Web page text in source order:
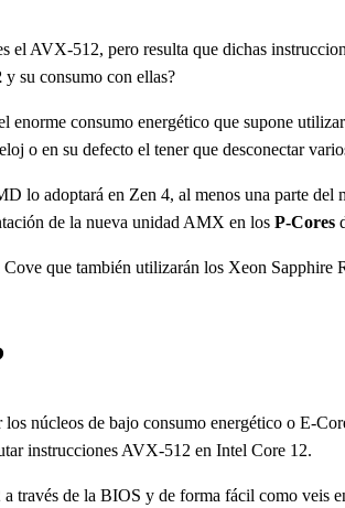
el AVX-512, pero resulta que dichas
y su consumo con ellas?
enorme consumo energético que supone
o en su defecto el tener que desconectar
lo adoptará en Zen 4, al menos una parte
de la nueva unidad AMX en los P-Cores
que también utilizarán los Xeon Sapphire
núcleos de bajo consumo energético o E-
instrucciones AVX-512 en Intel Core 12.
de la BIOS y de forma fácil como veis